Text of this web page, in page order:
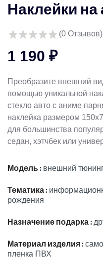
Наклейки на
(0 Отзывов)
1 190 ₽
Преобразите внешний
помощью уникальной
стекло авто с аниме
наклейка размером
для большинства
седан, хэтчбек или
Модель : внешний
Тематика :
рождения
Назначение подарка :
Материал изделия :
пленка ПВХ